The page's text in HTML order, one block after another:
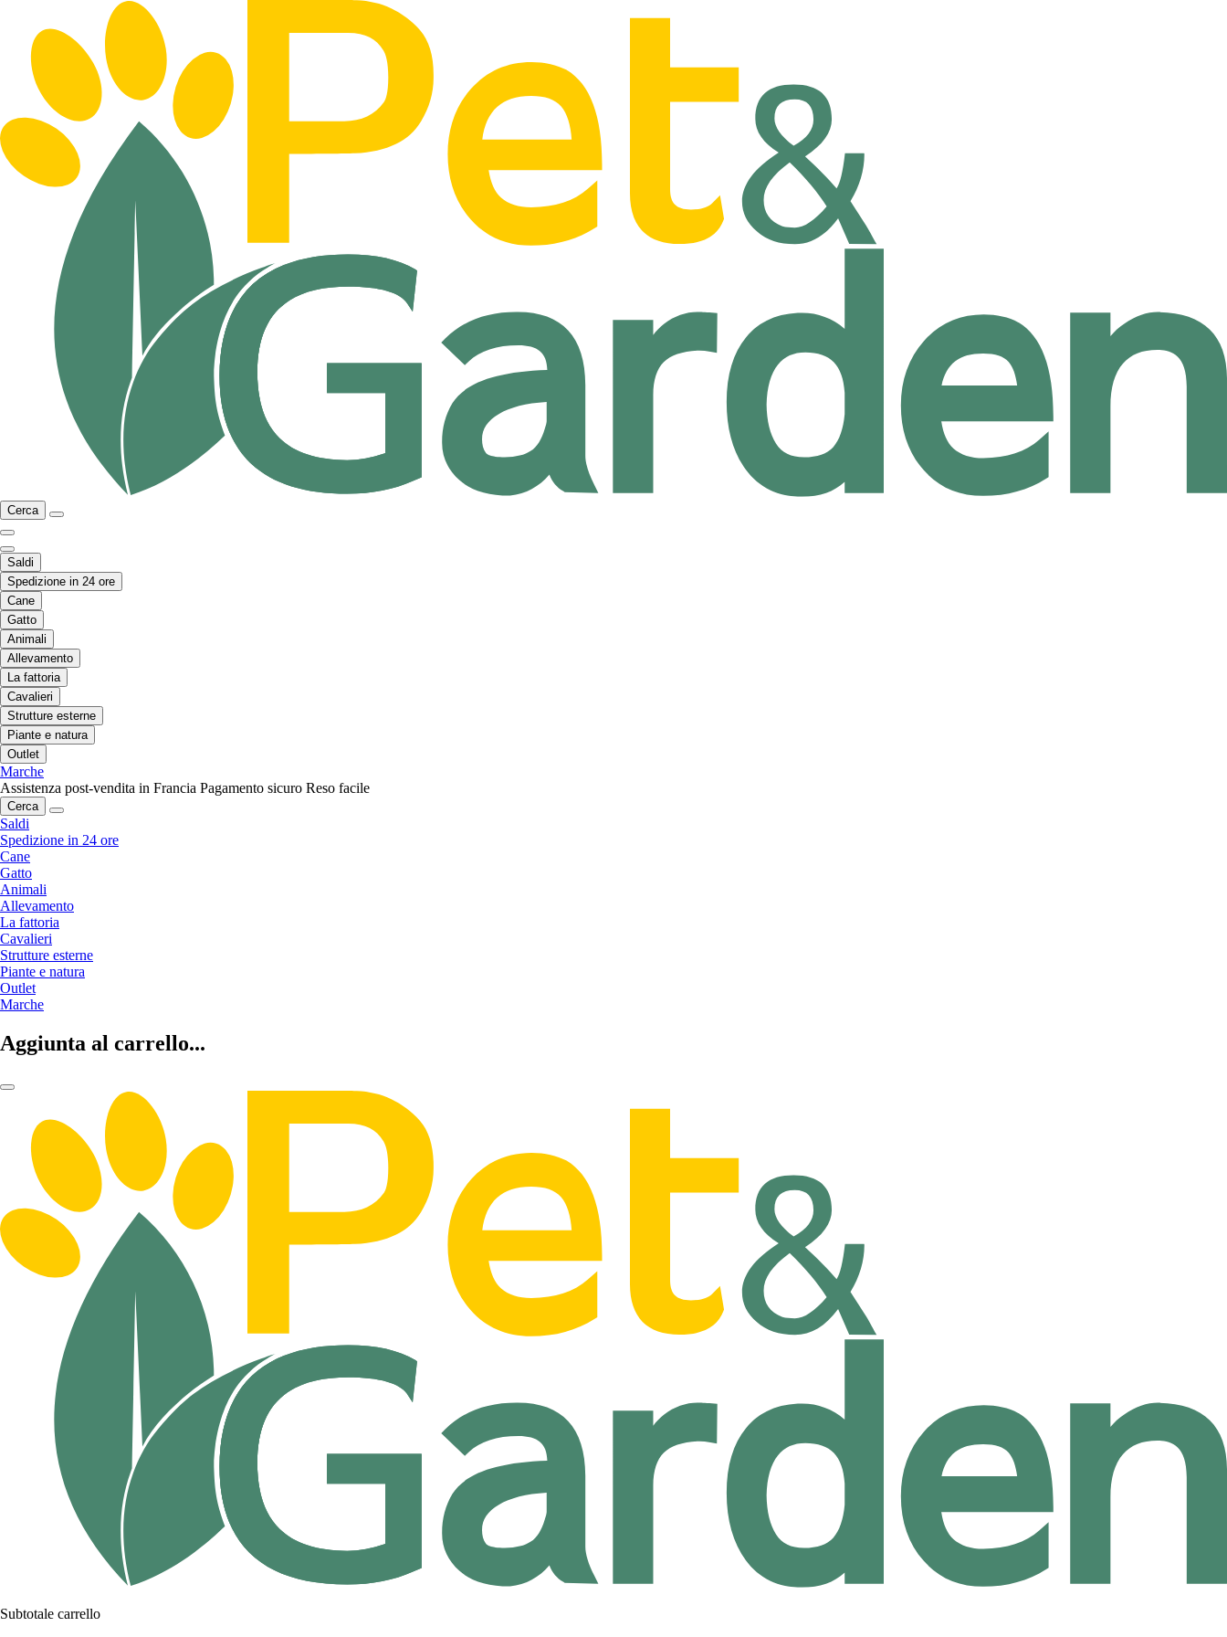
Cerca
Saldi
Spedizione in 24 ore
Cane
Gatto
Animali
Allevamento
La fattoria
Cavalieri
Strutture esterne
Piante e natura
Outlet
Marche
Assistenza post-vendita in Francia Pagamento sicuro Reso facile
Cerca
Saldi
Spedizione in 24 ore
Cane
Gatto
Animali
Allevamento
La fattoria
Cavalieri
Strutture esterne
Piante e natura
Outlet
Marche
Aggiunta al carrello...
Subtotale carrello